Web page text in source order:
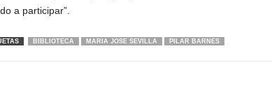
a participar”.
BIBLIOTECA MARIA JOSE SEVILLA PILAR BARNES